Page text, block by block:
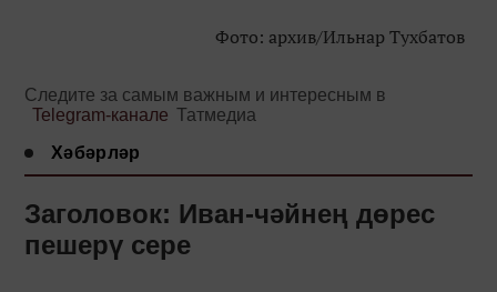
Фото: архив/Ильнар Тухбатов
Следите за самым важным и интересным в
Telegram-канале Татмедиа
Хәбәрләр
Заголовок: Иван-чәйнең дөрес
пешерү сере